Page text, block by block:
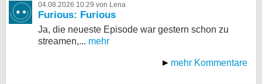
04.08.2026 10:29 von Lena
Furious: Furious
Ja, die neueste Episode war gestern schon zu
streamen,... mehr
mehr Kommentare